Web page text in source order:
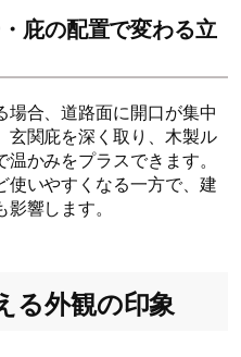
庇の配置で変わる立
場合、道路面に開口が集中
玄関庇を深く取り、木製ル
かみをプラスできます。
使いやすくなる一方で、建
響します。
る外観の印象